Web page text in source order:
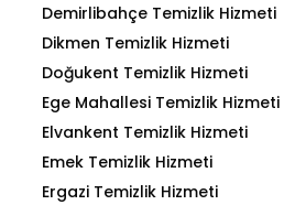
Demirlibahçe Temizlik Hizmeti
Dikmen Temizlik Hizmeti
Doğukent Temizlik Hizmeti
Ege Mahallesi Temizlik Hizmeti
Elvankent Temizlik Hizmeti
Emek Temizlik Hizmeti
Ergazi Temizlik Hizmeti